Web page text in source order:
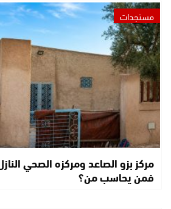
مستجدات
مركز بزو الصاعد ومركزه الصحي
فمن يحاسب من؟